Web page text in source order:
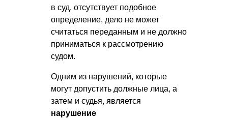
в суд, отсутствует подобное
определение, дело не может
считаться переданным и не должно
приниматься к рассмотрению
судом.
Одним из нарушений, которые
могут допустить должные лица, а
затем и судья, является
нарушение